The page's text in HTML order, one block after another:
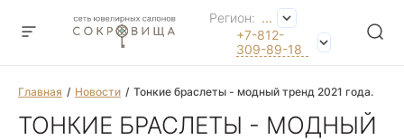
Регион: ...
+7-812-
309-89-18
Главная Новости Тонкие браслеты - модный тренд 2021 года.
ТОНКИЕ БРАСЛЕТЫ - МОДНЫЙ